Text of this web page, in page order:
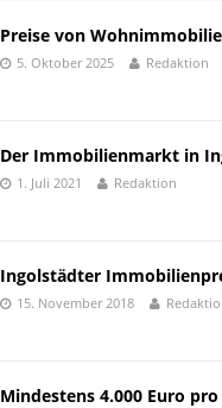
Preise von
5. Oktober 2025 Redaktion
Der Immobilienmarkt in
1. Juli 2021 Redaktion
Ingolstädter
15. November 2018
Mindestens 4.000 Euro